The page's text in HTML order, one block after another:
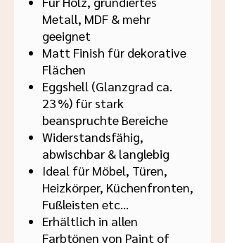
Metall, MDF & mehr
geeignet
Matt Finish für dekorative
Flächen
Eggshell (Glanzgrad ca.
23 %) für stark
beanspruchte Bereiche
Widerstandsfähig,
abwischbar & langlebig
Ideal für Möbel, Türen,
Heizkörper, Küchenfronten,
Fußleisten etc...
Erhältlich in allen
Farbtönen von Paint of